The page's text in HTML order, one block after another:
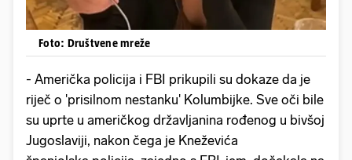
Foto: Društvene mreže
- Američka policija i FBI prikupili su dokaze da je
riječ o 'prisilnom nestanku' Kolumbijke. Sve oči bile
su uprte u američkog državljanina rođenog u bivšoj
Jugoslaviji, nakon čega je Kneževića